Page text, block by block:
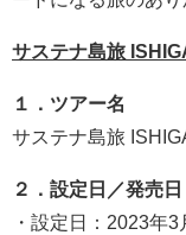
サステナ島旅
１．ツアー名
サステナ島旅
２．設定日／発売日
・設定日：2023